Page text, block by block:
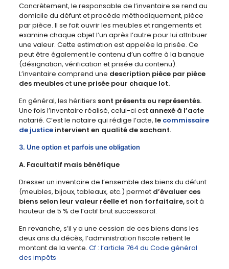
Concrètement, le responsable de l’inventaire se rend au
domicile du défunt et procède méthodiquement, pièce
par pièce. Il se fait ouvrir les meubles et rangements et
examine chaque objet l’un après l’autre pour lui attribuer
une valeur. Cette estimation est appelée la prisée. Ce
peut être également le contenu d’un coffre à la banque
(désignation, vérification et prisée du contenu).
L’inventaire comprend une description pièce par pièce
des meubleset une prisée pour chaque lot.
En général, les héritiers sont présents ou représentés.
Une fois l’inventaire réalisé, celui-ci estannexé à l’acte
notarié. C’est le notaire qui rédige l’acte, le commissaire
de justice intervient en qualité de sachant.
3. Une option et parfois une obligation
A. Facultatif mais bénéfique
Dresser un inventaire de l’ensemble des biens du défunt
(meubles, bijoux, tableaux, etc.) permet d’évaluer ces
biens selon leur valeur réelle et non forfaitaire,soit à
hauteur de 5 % de l’actif brut successoral.
En revanche, s’il y a une cession de ces biens dans les
deux ans du décès, l’administration fiscale retient le
montant de la vente. Cf : l’article 764 du Code général
des impôts